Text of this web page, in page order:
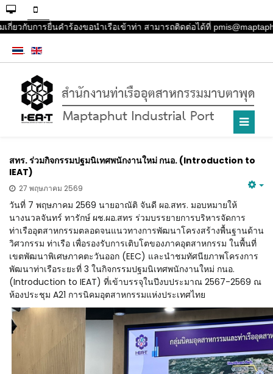
กับการยื่นคำร้องขอนำเรือเข้าท่า สามารถติดต่อได้ที่
สทร. ร่วมกิจกรรมปฐมนิเทศพนักงานใหม่ กนอ. (Introduction to
IEAT)
27 พฤษภาคม 2569
วันที่ 7 พฤษภาคม 2569 นายอาณัติ จันดี ผอ.สทร. มอบหมายให้
นางนวลจันทร์ ทารักษ์ ผช.ผอ.สทร ร่วมบรรยายการบริหารจัดการ
ท่าเรืออุตสาหกรรมตลอดจนแนวทางการพัฒนาโครงสร้างพื้นฐานด้าน
วิศวกรรม ท่าเรือ เพื่อรองรับการเติบโตของภาคอุตสาหกรรม ในพื้นที่
เขตพัฒนาพิเศษภาคตะวันออก (EEC) และนำชมทัศนียภาพโครงการ
พัฒนาท่าเรือระยะที่ 3 ในกิจกรรมปฐมนิเทศพนักงานใหม่ กนอ.
(Introduction to IEAT) ที่เข้าบรรจุในปีงบประมาณ 2567-2569 ณ
ห้องประชุม A21 การนิคมอุตสาหกรรมแห่งประเทศไทย